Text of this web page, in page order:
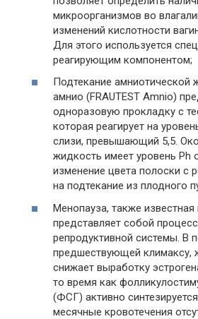
микроорганизмов во
изменений кислотности
Для этого используется
реагирующим компонентом;
Подтекание амниотической
амнио (FRAUTEST Amnio)
одноразовую прокладку с
которая реагирует на
слизи, превышающий 5,5.
жидкость имеет уровень Ph
изменение цвета полоски с
на подтекание из плодного
Менопауза, также известная
представляет собой
репродуктивной системы. В
предшествующей климаксу,
снижает выработку
то время как
(ФСГ) активно
месячные кровотечения